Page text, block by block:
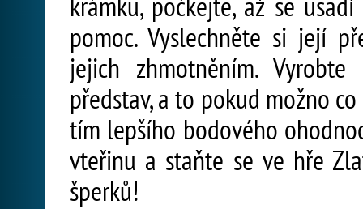
pomoc. Vyslechněte si její
jejich zhmotněním.
představ, a to pokud možno
tím lepšího bodového
vteřinu a staňte se ve hře
šperků!